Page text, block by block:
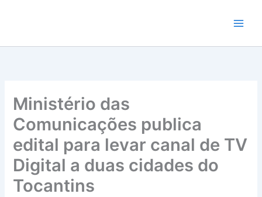
conteúdo
Ministério das
Comunicações publica
edital para levar canal de TV
Digital a duas cidades do
Tocantins